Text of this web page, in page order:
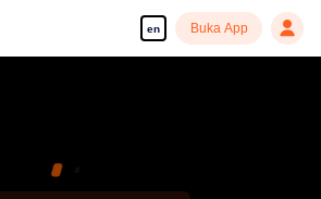
en Buka App